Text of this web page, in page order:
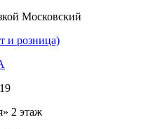
Московский
и розница)
2 этаж